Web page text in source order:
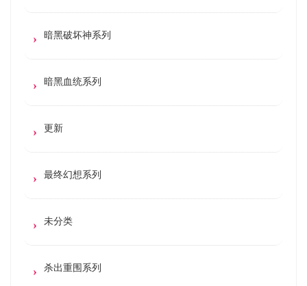
暗黑破坏神系列
暗黑血统系列
更新
最终幻想系列
未分类
杀出重围系列